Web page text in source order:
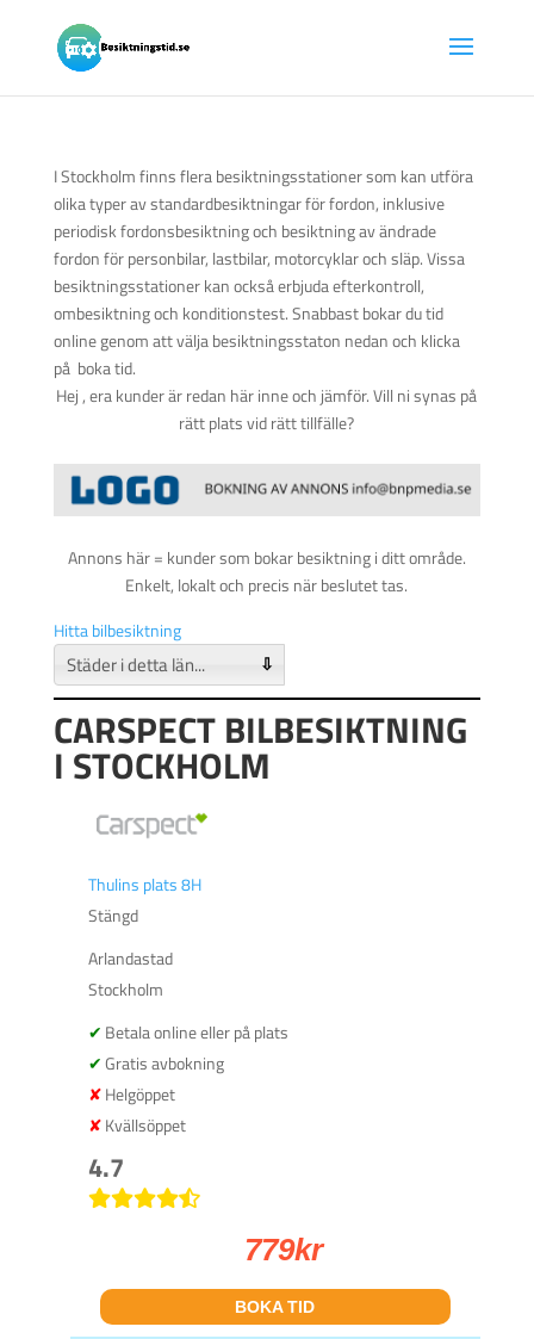
I Stockholm finns flera besiktningsstationer som kan utföra
olika typer av standardbesiktningar för fordon, inklusive
periodisk fordonsbesiktning och besiktning av ändrade
fordon för personbilar, lastbilar, motorcyklar och släp. Vissa
besiktningsstationer kan också erbjuda efterkontroll,
ombesiktning och konditionstest. Snabbast bokar du tid
online genom att välja besiktningsstaton nedan och klicka
på boka tid.
Hej , era kunder är redan här inne och jämför. Vill ni synas på
rätt plats vid rätt tillfälle?
Annons här = kunder som bokar besiktning i ditt område.
Enkelt, lokalt och precis när beslutet tas.
Hitta bilbesiktning
⇩
CARSPECT BILBESIKTNING
I STOCKHOLM
Thulins plats 8H
Stängd
Arlandastad
Stockholm
Betala online eller på plats
Gratis avbokning
Helgöppet
Kvällsöppet
4.7
779kr
BOKA TID